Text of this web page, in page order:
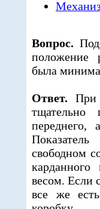
Вопрос.
положение
была
Ответ.При
тщательно
переднего,
свободном
весом. Если
все же